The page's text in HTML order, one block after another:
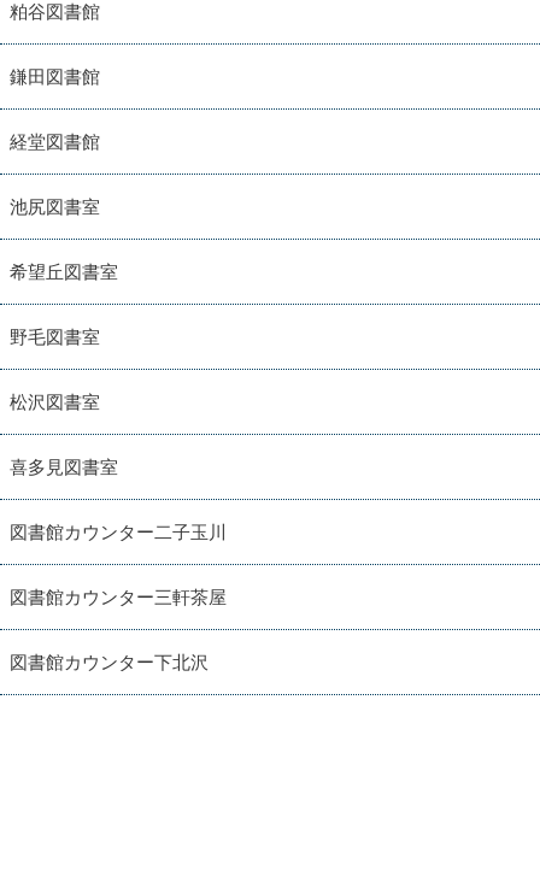
粕谷図書館
鎌田図書館
経堂図書館
池尻図書室
希望丘図書室
野毛図書室
松沢図書室
喜多見図書室
図書館カウンター二子玉川
図書館カウンター三軒茶屋
図書館カウンター下北沢